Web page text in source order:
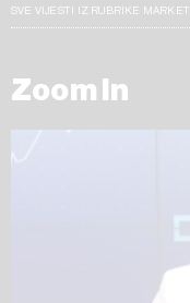
SVE VIJESTI IZ RUBRIKE MARKET
Zoom In